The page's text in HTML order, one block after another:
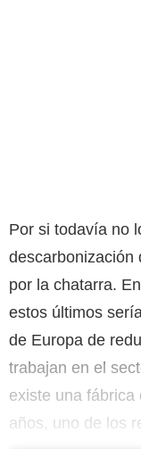
Por si todavía no
descarbonización
por la chatarra.
estos últimos
de Europa de
trabajan en el
existe una fábrica
años, uno de los